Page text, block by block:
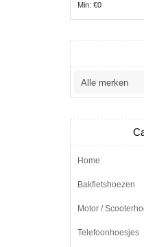
Min: €0
Home
Bakfietshoezen
Motor /
Telefoonhoesjes